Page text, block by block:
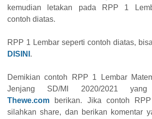
kemudian letakan pada RPP 1
contoh diatas.
RPP 1 Lembar seperti contoh diatas, bisa
DISINI .
Demikian contoh RPP 1 Lembar
Jenjang SD/MI 2020/2021
Thewe.com berikan. Jika contoh
silahkan share, dan berikan komentar